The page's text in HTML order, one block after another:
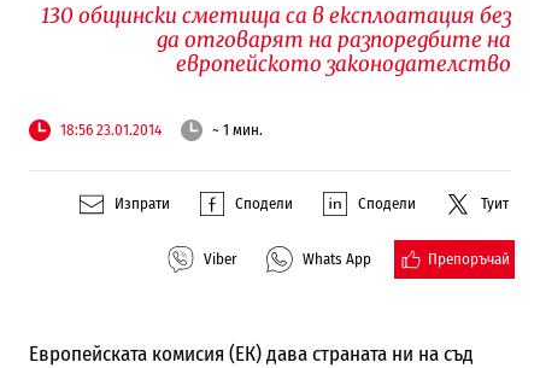
130 общински сметища са в експлоатация без
да отговарят на разпоредбите на
европейското законодателство
18:56 23.01.2014 ~ 1 мин.
Изпрати Сподели Сподели Туит
Viber Whats App Препоръчай
Европейската комисия (ЕК) дава страната ни на съд